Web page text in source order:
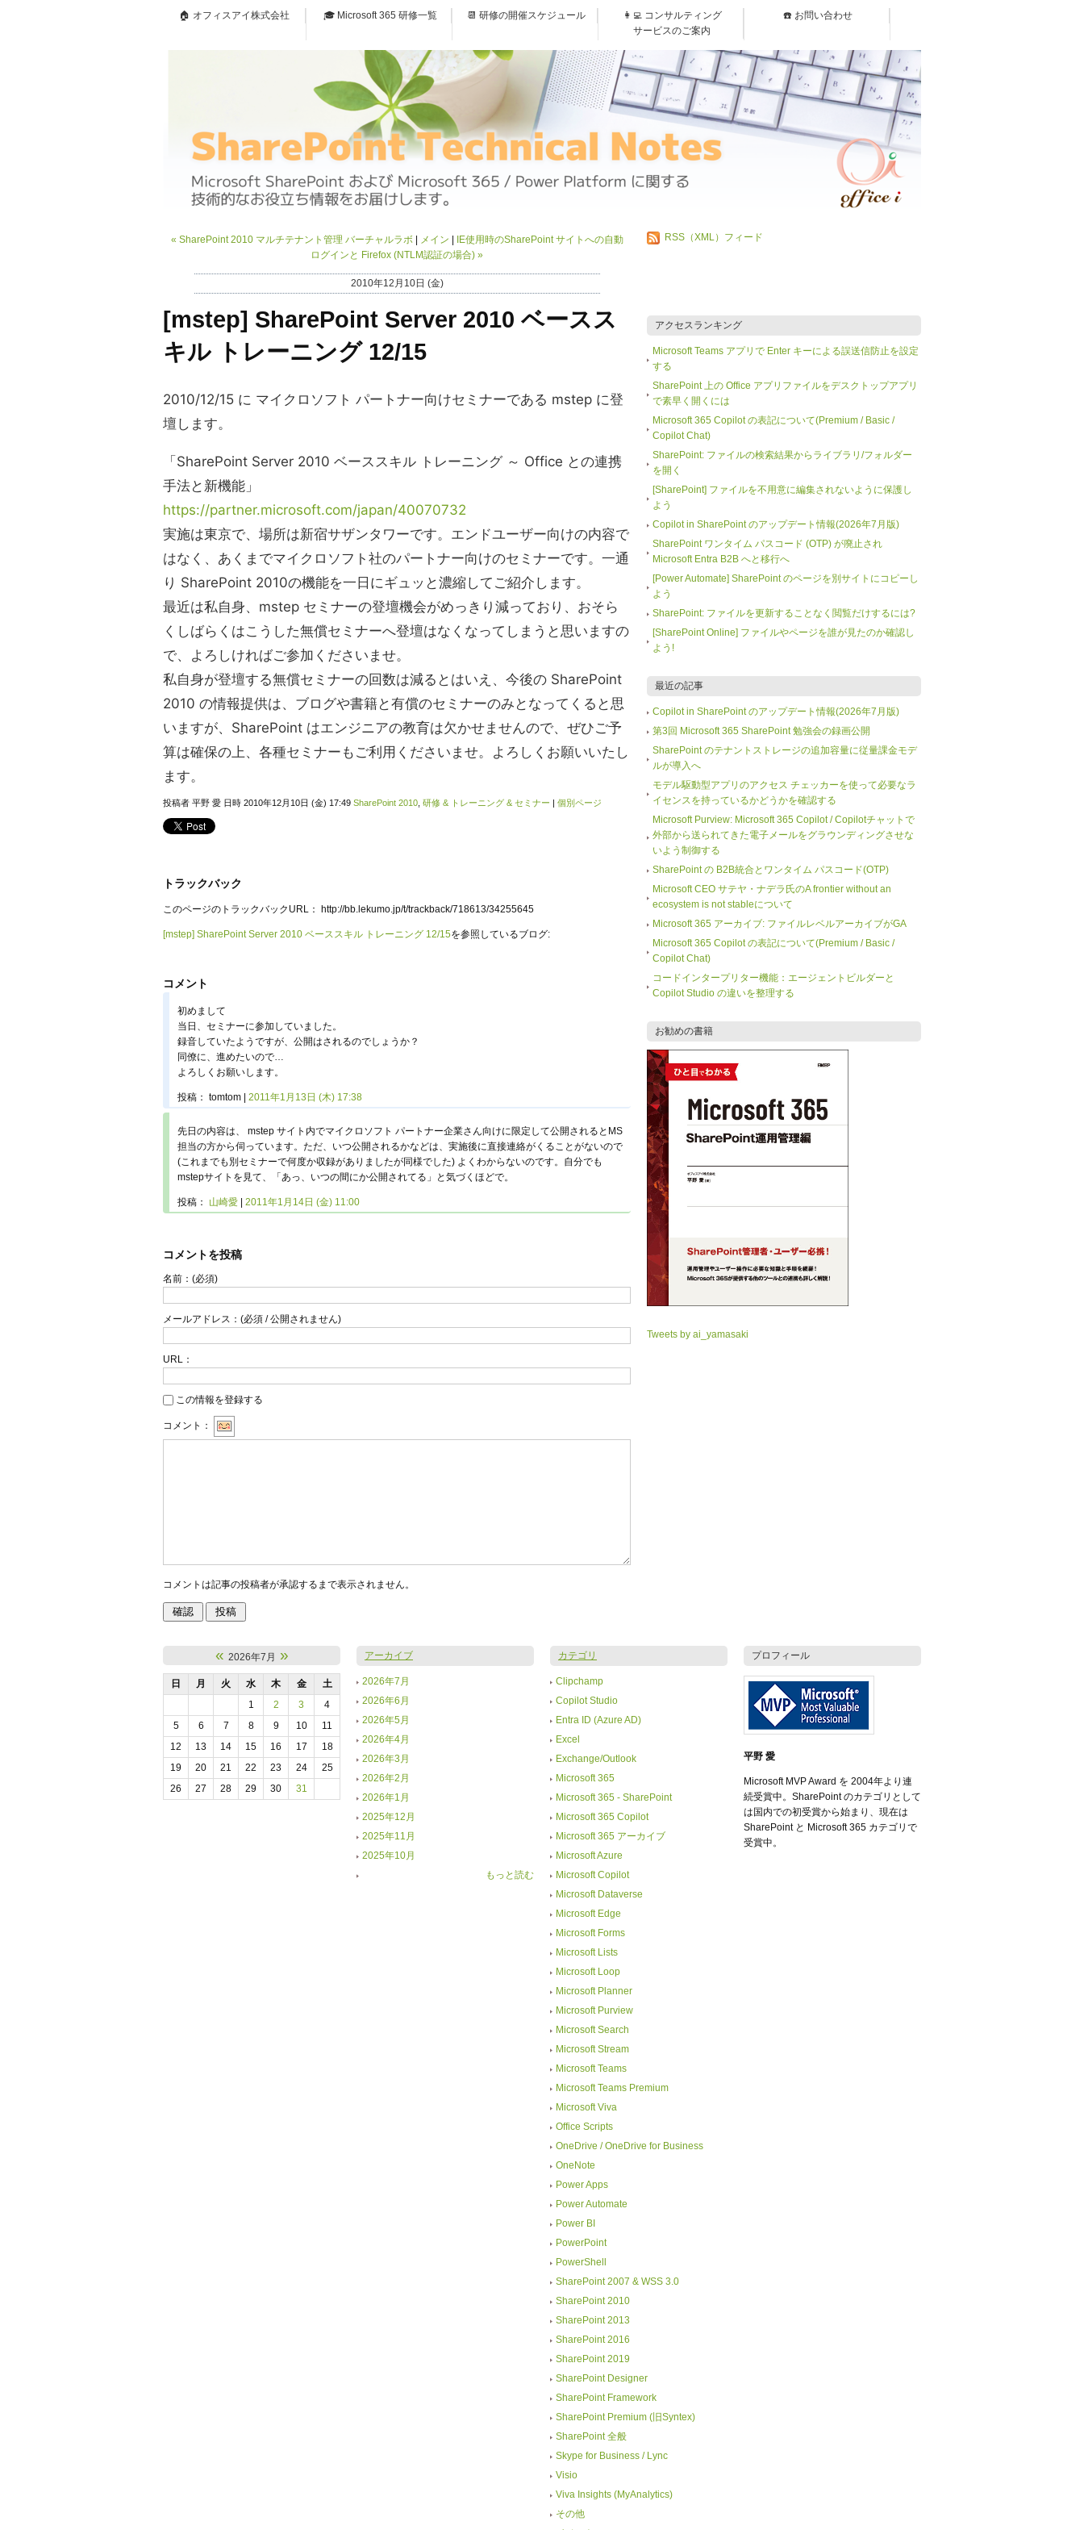
🏠 オフィスアイ株式会社 🎓 Microsoft 365 研修一覧 📆 研修の開催スケジュール
👩‍💻 コンサルティング
サービスのご案内
☎️ お問い合わせ
« SharePoint 2010 マルチテナント管理 バーチャルラボ メイン
IE使用時のSharePoint サイトへの自動
ログインと Firefox (NTLM認証の場合) »
2010年12月10日 (金)
[mstep] SharePoint Server 2010 ベースス
キル トレーニング 12/15
2010/12/15 に マイクロソフト パートナー向けセミナーである mstep に登
壇します。
「SharePoint Server 2010 ベーススキル トレーニング ～ Office との連携
手法と新機能」
https://partner.microsoft.com/japan/40070732
実施は東京で、場所は新宿サザンタワーです。エンドユーザー向けの内容で
はなく、あくまでマイクロソフト社のパートナー向けのセミナーです。一通
り SharePoint 2010の機能を一日にギュッと濃縮してご紹介します。
最近は私自身、mstep セミナーの登壇機会がめっきり減っており、おそら
くしばらくはこうした無償セミナーへ登壇はなくなってしまうと思いますの
で、よろしければご参加くださいませ。
私自身が登壇する無償セミナーの回数は減るとはいえ、今後の SharePoint
2010 の情報提供は、ブログや書籍と有償のセミナーのみとなってくると思
いますが、SharePoint はエンジニアの教育は欠かせませんので、ぜひご予
算は確保の上、各種セミナーもご利用くださいませ。よろしくお願いいたし
ます。
投稿者 平野 愛 日時 2010年12月10日 (金) 17:49 SharePoint 2010 研修 & トレーニング & セミナー | 個別ページ
トラックバック
このページのトラックバックURL： http://bb.lekumo.jp/t/trackback/718613/34255645
[mstep] SharePoint Server 2010 ベーススキル トレーニング 12/15を参照しているブログ:
コメント
初めまして
当日、セミナーに参加していました。
録音していたようですが、公開はされるのでしょうか？
同僚に、進めたいので…
よろしくお願いします。
投稿： tomtom 2011年1月13日 (木) 17:38
先日の内容は、 mstep サイト内でマイクロソフト パートナー企業さん向けに限定して公開されるとMS
担当の方から伺っています。ただ、いつ公開されるかなどは、実施後に直接連絡がくることがないので
(これまでも別セミナーで何度か収録がありましたが同様でした) よくわからないのです。自分でも
mstepサイトを見て、「あっ、いつの間にか公開されてる」と気づくほどで。
投稿： 山崎愛 2011年1月14日 (金) 11:00
コメントを投稿
名前： (必須)
メールアドレス： (必須 / 公開されません)
URL：
この情報を登録する
コメント：
コメントは記事の投稿者が承認するまで表示されません。
RSS（XML）フィード
アクセスランキング
Microsoft Teams アプリで Enter キーによる誤送信防止を設定
する
SharePoint 上の Office アプリファイルをデスクトップアプリ
で素早く開くには
Microsoft 365 Copilot の表記について(Premium / Basic /
Copilot Chat)
SharePoint: ファイルの検索結果からライブラリ/フォルダー
を開く
[SharePoint] ファイルを不用意に編集されないように保護し
よう
Copilot in SharePoint のアップデート情報(2026年7月版)
SharePoint ワンタイム パスコード (OTP) が廃止され
Microsoft Entra B2B へと移行へ
[Power Automate] SharePoint のページを別サイトにコピーし
よう
SharePoint: ファイルを更新することなく閲覧だけするには?
[SharePoint Online] ファイルやページを誰が見たのか確認し
よう!
最近の記事
Copilot in SharePoint のアップデート情報(2026年7月版)
第3回 Microsoft 365 SharePoint 勉強会の録画公開
SharePoint のテナントストレージの追加容量に従量課金モデ
ルが導入へ
モデル駆動型アプリのアクセス チェッカーを使って必要なラ
イセンスを持っているかどうかを確認する
Microsoft Purview: Microsoft 365 Copilot / Copilotチャットで
外部から送られてきた電子メールをグラウンディングさせな
いよう制御する
SharePoint の B2B統合とワンタイム パスコード(OTP)
Microsoft CEO サテヤ・ナデラ氏のA frontier without an
ecosystem is not stableについて
Microsoft 365 アーカイブ: ファイルレベルアーカイブがGA
Microsoft 365 Copilot の表記について(Premium / Basic /
Copilot Chat)
コードインタープリター機能：エージェントビルダーと
Copilot Studio の違いを整理する
お勧めの書籍
Tweets by ai_yamasaki
« 2026年7月 »
日 月 火 水 木 金
土
1
2 3
4
5
6 7 8 9 10
11
12
13 14 15 16 17
18
19
20 21 22 23 24
25
26
27 28 29 30 31
アーカイブ
2026年7月
2026年6月
2026年5月
2026年4月
2026年3月
2026年2月
2026年1月
2025年12月
2025年11月
2025年10月
もっと読む
カテゴリ
Clipchamp
Copilot Studio
Entra ID (Azure AD)
Excel
Exchange/Outlook
Microsoft 365
Microsoft 365 - SharePoint
Microsoft 365 Copilot
Microsoft 365 アーカイブ
Microsoft Azure
Microsoft Copilot
Microsoft Dataverse
Microsoft Edge
Microsoft Forms
Microsoft Lists
Microsoft Loop
Microsoft Planner
Microsoft Purview
Microsoft Search
Microsoft Stream
Microsoft Teams
Microsoft Teams Premium
Microsoft Viva
Office Scripts
OneDrive / OneDrive for Business
OneNote
Power Apps
Power Automate
Power BI
PowerPoint
PowerShell
SharePoint 2007 & WSS 3.0
SharePoint 2010
SharePoint 2013
SharePoint 2016
SharePoint 2019
SharePoint Designer
SharePoint Framework
SharePoint Premium (旧Syntex)
SharePoint 全般
Skype for Business / Lync
Visio
Viva Insights (MyAnalytics)
その他
プロフィール
平野 愛
Microsoft MVP Award を 2004年より連
続受賞中。SharePoint のカテゴリとして
は国内での初受賞から始まり、現在は
SharePoint と Microsoft 365 カテゴリで
受賞中。